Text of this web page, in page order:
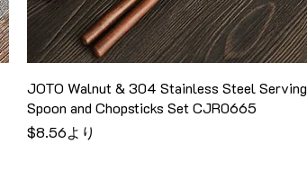
JOTO Walnut & 304 Stainless Steel Serving
Spoon and Chopsticks Set CJR0665
$8.56より
セール価格